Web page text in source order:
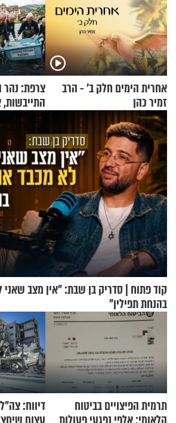
אחרית הימים חלק ב’ - הרב
זמיר כהן
צרפת: נהר
התייבשות,
במבצעי חילוץ
קוד פתוח | סדריק בן שבת: "אין מצב שאני
בהנחת תפילין"
תרמית הפיצויים בביטוח
דיווח: